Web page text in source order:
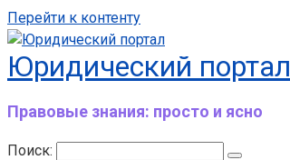
Перейти к контенту
Юридический портал
Правовые знания: просто и ясно
Поиск: